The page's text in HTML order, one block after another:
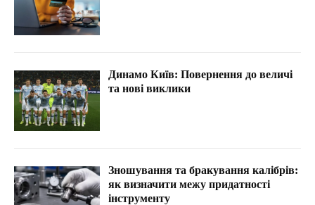
Динамо Київ: Повернення до величі
та нові виклики
Зношування та бракування калібрів:
як визначити межу придатності
інструменту